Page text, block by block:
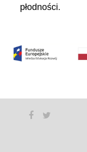
płodności.